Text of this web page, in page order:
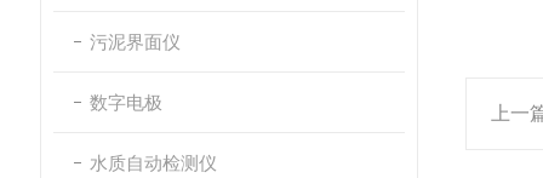
污泥界面仪
数字电极
水质自动检测仪
上一